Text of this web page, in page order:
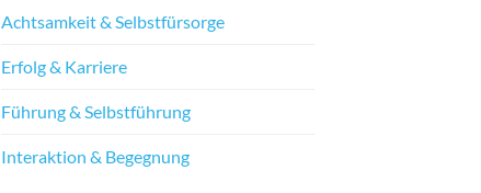
Achtsamkeit & Selbstfürsorge
Erfolg & Karriere
Führung & Selbstführung
Interaktion & Begegnung